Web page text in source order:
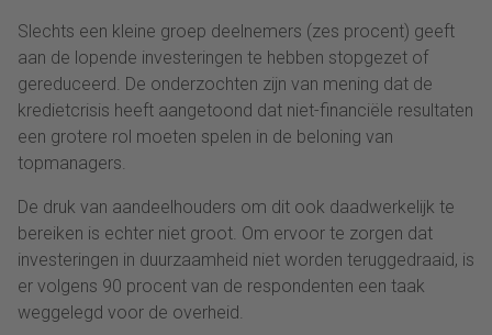
Slechts een kleine groep deelnemers (zes procent) geeft
aan de lopende investeringen te hebben stopgezet of
gereduceerd. De onderzochten zijn van mening dat de
kredietcrisis heeft aangetoond dat niet-financiële resultaten
een grotere rol moeten spelen in de beloning van
topmanagers.
De druk van aandeelhouders om dit ook daadwerkelijk te
bereiken is echter niet groot. Om ervoor te zorgen dat
investeringen in duurzaamheid niet worden teruggedraaid, is
er volgens 90 procent van de respondenten een taak
weggelegd voor de overheid.